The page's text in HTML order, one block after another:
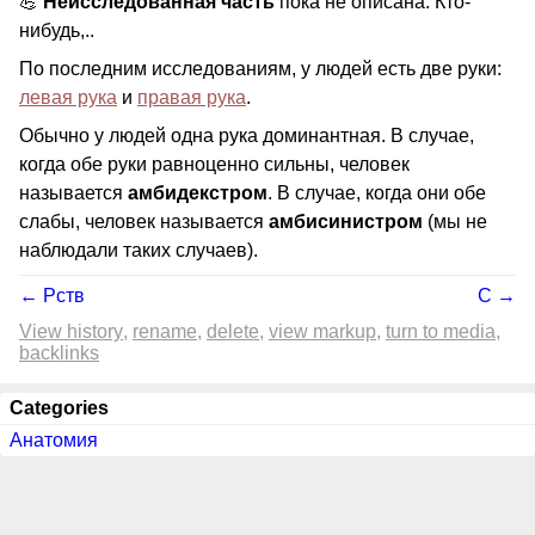
нибудь,..
По последним исследованиям, у людей есть две руки:
левая рука и правая рука.
Обычно у людей одна рука доминантная. В случае,
когда обе руки равноценно сильны, человек
называется амбидекстром. В случае, когда они обе
слабы, человек называется амбисинистром (мы не
наблюдали таких случаев).
← Рств
С →
View history rename delete view markup turn to media
backlinks
Categories
Анатомия